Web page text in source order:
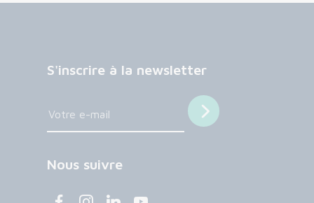
S'inscrire à la newsletter
Nous suivre